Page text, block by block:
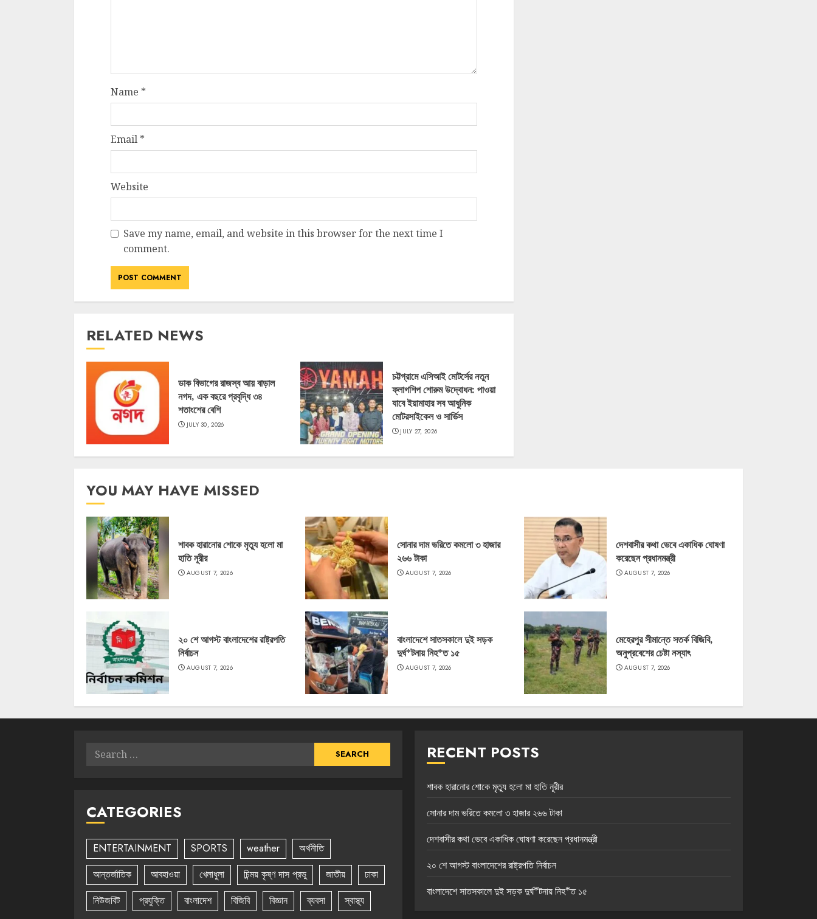
Name *
Email *
Website
Save my name, email, and website in this browser for the next time I
comment.
RELATED NEWS
ডাক বিভাগের রাজস্ব আয় বাড়াল
নগদ, এক বছরে প্রবৃদ্ধি ৩৪
শতাংশের বেশি
JULY 30, 2026
চট্টগ্রামে এসিআই মোটর্সের নতুন
ফ্লাগশিপ শোরুম উদ্বোধন: পাওয়া
যাবে ইয়ামাহার সব আধুনিক
মোটরসাইকেল ও সার্ভিস
JULY 27, 2026
YOU MAY HAVE MISSED
শাবক হারানোর শোকে মৃত্যু হলো মা
হাতি নূরীর
AUGUST 7, 2026
সোনার দাম ভরিতে কমলো ৩ হাজার
২৬৬ টাকা
AUGUST 7, 2026
দেশবাসীর কথা ভেবে একাধিক ঘোষণা
করেছেন প্রধানমন্ত্রী
AUGUST 7, 2026
২০ শে আগস্ট বাংলাদেশের রাষ্ট্রপতি
নির্বাচন
AUGUST 7, 2026
বাংলাদেশে সাতসকালে দুই সড়ক
দুর্ঘ*টনায় নিহ*ত ১৫
AUGUST 7, 2026
মেহেরপুর সীমান্তে সতর্ক বিজিবি,
অনুপ্রবেশের চেষ্টা নস্যাৎ
AUGUST 7, 2026
Search
CATEGORIES
ENTERTAINMENT SPORTS weather
অর্থনীতি
আন্তর্জাতিক
আবহাওয়া খেলাধুলা চিন্ময় কৃষ্ণ দাস প্রভু জাতীয়
ঢাকা
নিউজবিট
প্রযুক্তি বাংলাদেশ বিজিবি বিজ্ঞান ব্যবসা স্বাস্থ্য
RECENT POSTS
শাবক হারানোর শোকে মৃত্যু হলো মা হাতি নূরীর
সোনার দাম ভরিতে কমলো ৩ হাজার ২৬৬ টাকা
দেশবাসীর কথা ভেবে একাধিক ঘোষণা করেছেন প্রধানমন্ত্রী
২০ শে আগস্ট বাংলাদেশের রাষ্ট্রপতি নির্বাচন
বাংলাদেশে সাতসকালে দুই সড়ক দুর্ঘ*টনায় নিহ*ত ১৫